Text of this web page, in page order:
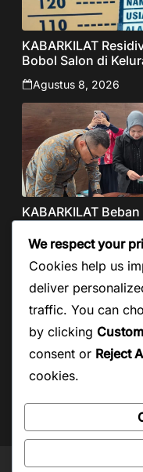
KABARKILAT
Bobol Salon di
Agustus 8, 2026
KABARKILAT
Agustus 8, 2026
KABARKILAT PWI
Copyright © 2026
We respect your
Cookies help us
deliver
traffic. You can
by clicking
consent or Reject
cookies.